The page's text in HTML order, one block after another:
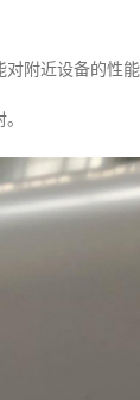
附近设备的性